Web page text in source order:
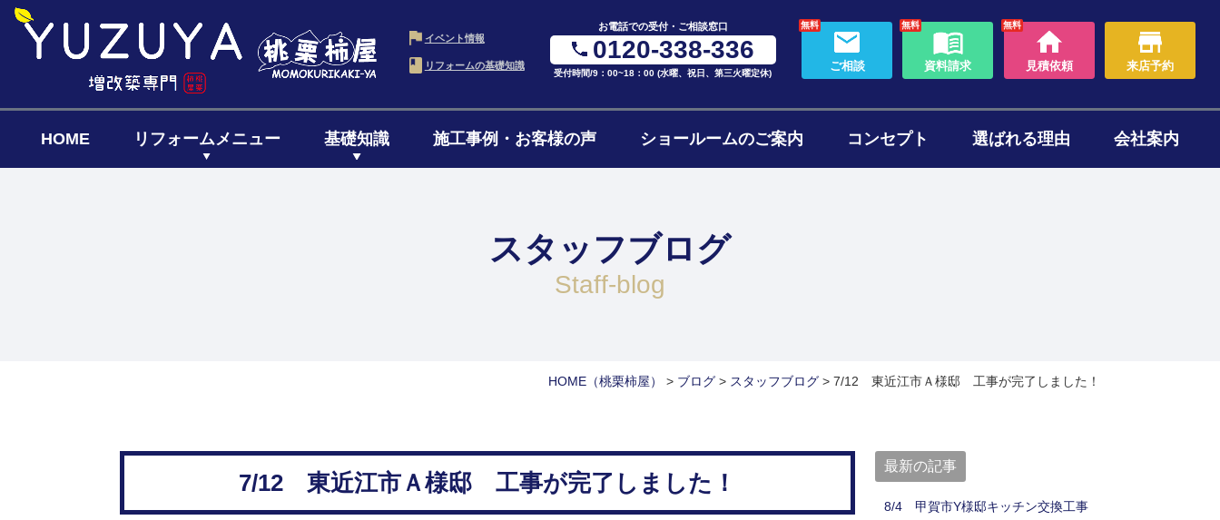
イベント情報
リフォームの基礎知識
お電話での受付・ご相談窓口
0120-338-336
受付時間/9：00~18：00 (水曜、祝日、第三火曜定休)
無料
ご相談
無料
資料請求
無料
見積依頼 来店予約
HOME リフォームメニュー
1階・まるごとリノベ
基礎知識
リフォームの流れ
施工事例・お客様の声 ショールームのご案内 コンセプト 選ばれる理由 会社案内
スタッフブログ
staff-blog
HOME （桃栗柿屋） > ブログ > スタッフブログ > 7/12 東近江市Ａ様邸 工事が完了しました！
7/12 東近江市Ａ様邸 工事が完了しました！
最新の記事
8/4 甲賀市Y様邸キッチン交換工事